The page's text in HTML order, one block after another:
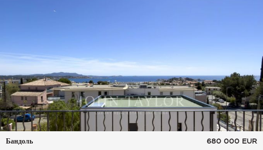
Бандоль
680 000 EUR